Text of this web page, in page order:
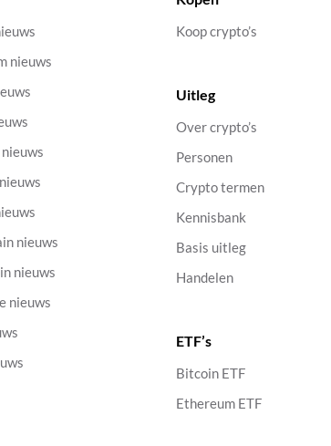
nieuws
nieuws
nieuws
nieuws
Koop crypto’s
Uitleg
Over crypto’s
Personen
Crypto termen
Kennisbank
Basis uitleg
Handelen
ETF’s
Bitcoin ETF
Ethereum ETF